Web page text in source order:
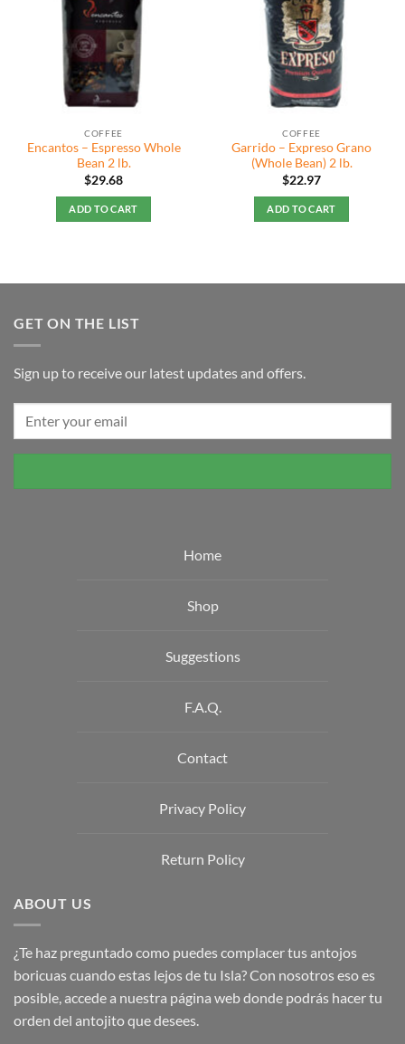
COFFEE
Encantos – Espresso Whole
Bean 2 lb.
$29.68
ADD TO CART
COFFEE
Garrido – Expreso Grano
(Whole Bean) 2 lb.
$22.97
ADD TO CART
GET ON THE LIST
Sign up to receive our latest updates and offers.
Home
Shop
Suggestions
F.A.Q.
Contact
Privacy Policy
Return Policy
ABOUT US
¿Te haz preguntado como puedes complacer tus antojos
boricuas cuando estas lejos de tu Isla? Con nosotros eso es
posible, accede a nuestra página web donde podrás hacer tu
orden del antojito que desees.